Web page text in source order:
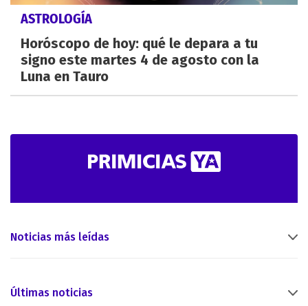
ASTROLOGÍA
Horóscopo de hoy: qué le depara a tu
signo este martes 4 de agosto con la
Luna en Tauro
Noticias más leídas
Últimas noticias